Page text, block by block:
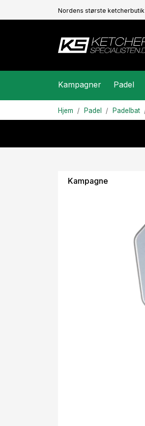
Nordens største ketcherbutik
Kampagner Padel
Hjem Padel Padelbat
Kampagne